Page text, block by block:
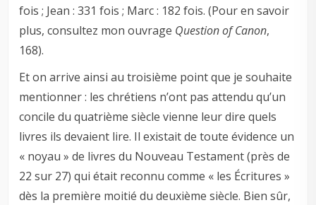
fois ; Jean : 331 fois ; Marc : 182 fois. (Pour en savoir
plus, consultez mon ouvrage QuestionofCanon,
168).
Et on arrive ainsi au troisième point que je souhaite
mentionner : les chrétiens n’ont pas attendu qu’un
concile du quatrième siècle vienne leur dire quels
livres ils devaient lire. Il existait de toute évidence un
« noyau » de livres du Nouveau Testament (près de
22 sur 27) qui était reconnu comme « les Écritures »
dès la première moitié du deuxième siècle. Bien sûr,